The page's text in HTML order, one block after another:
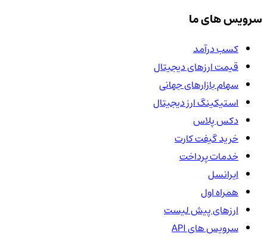
سرویس های ما
کسب درآمد
قیمت ارزهای دیجیتال
سهام بازارهای جهانی
استیکینگ ارز دیجیتال
دکس پلاس
خرید گیفت کارت
خدمات پرداخت
ایرانسل
همراه اول
ارزهای پیش لیست
سرویس های API